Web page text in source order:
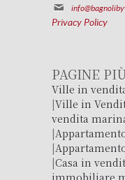
Privacy Policy
PAGINE
Ville in
|Ville in
vendita
|
|
|Casa in
immobiliare